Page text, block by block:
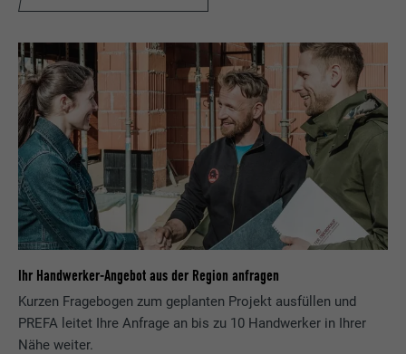
Ihr Handwerker-Angebot aus der Region anfragen
Kurzen Fragebogen zum geplanten Projekt ausfüllen und
PREFA leitet Ihre Anfrage an bis zu 10 Handwerker in Ihrer
Nähe weiter.